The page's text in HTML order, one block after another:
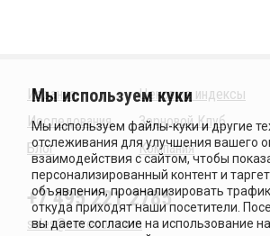
Издания
Исследования
Блог
Ценовые индексы
Зерновой Клуб
Компания
+7 495 221 2785
sales@sovecon.com